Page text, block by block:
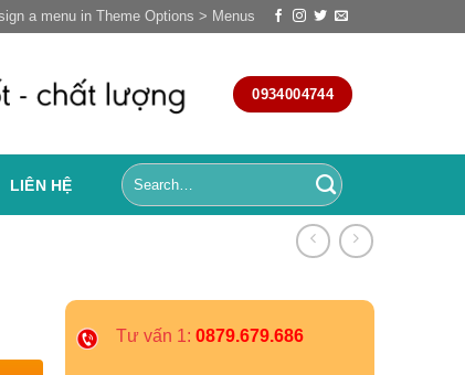
a menu in Theme Options > Menus
0934004744
LIÊN HỆ
Tư vấn 1: 0879.679.686